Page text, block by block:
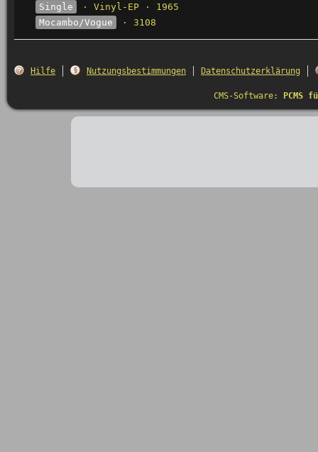
Single
· Vinyl-EP · 1965
Mocambo/Vogue
· 3108
Hilfe Nutzungsbestimmungen Datenschutzerklärung
CMS-Software: PCMS